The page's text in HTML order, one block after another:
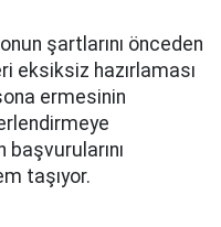
şartlarını önceden
eksiksiz hazırlaması
ermesinin
başvurularını
taşıyor.